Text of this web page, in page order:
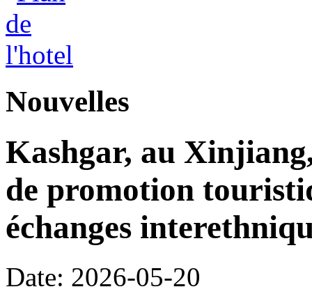
Nouvelles
Kashgar, au
de promotion
échanges
Date: 2026-05-20